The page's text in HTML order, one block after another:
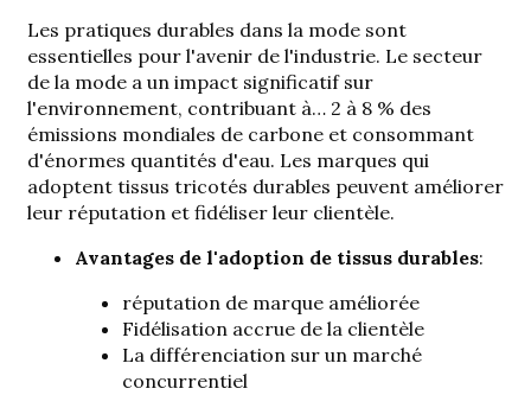
Les pratiques durables dans la mode sont
essentielles pour l'avenir de l'industrie. Le secteur
de la mode a un impact significatif sur
l'environnement, contribuant à… 2 à 8 % des
émissions mondiales de carboneet consommant
d'énormes quantités d'eau. Les marques qui
adoptent tissus tricotés durables peuvent améliorer
leur réputation et fidéliser leur clientèle.
Avantages de l'adoption de tissus durables:
réputation de marque améliorée
Fidélisation accrue de la clientèle
La différenciation sur un marché
concurrentiel